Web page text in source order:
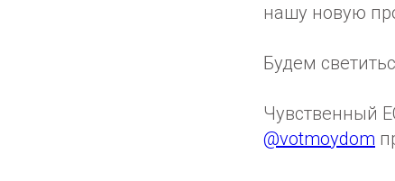
нашу новую
Будем
Чувственный
@votmoydom